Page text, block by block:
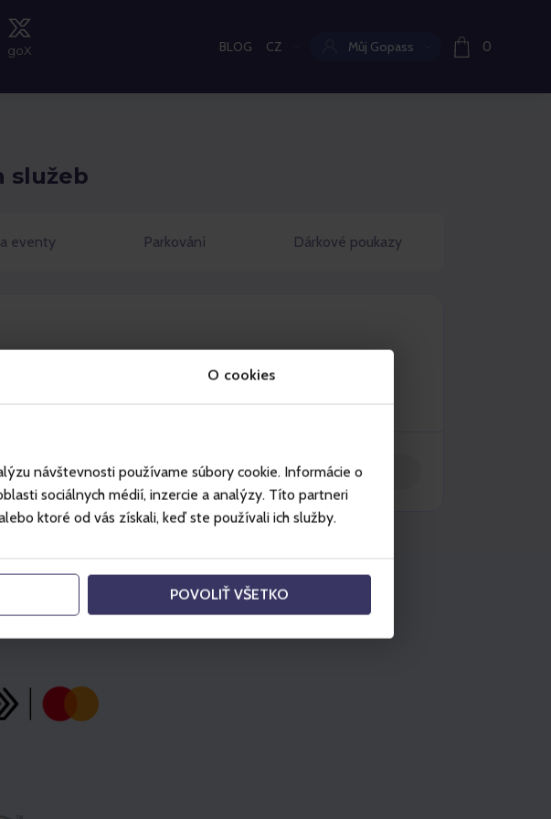
O cookies
návštevnosti používame súbory cookie. Informácie o
sociálnych médií, inzercie a analýzy. Títo partneri
ktoré od vás získali, keď ste používali ich služby.
POVOLIŤ VŠETKO
goX BLOG Aktuální jazyk:
CZ Můj Gopass 0
služeb
eventy Parkování Dárkové poukazy
Vložit do košíku